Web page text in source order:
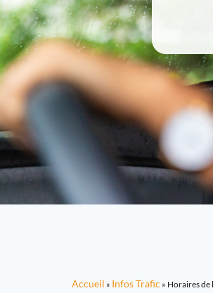
Accueil » Infos Trafic » Horaires de